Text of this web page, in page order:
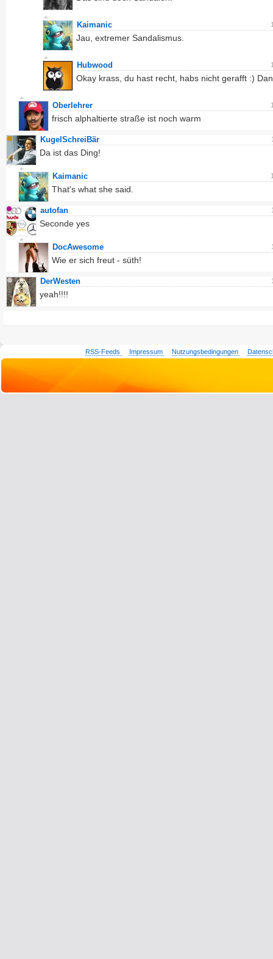
Kaimanic
Jau, extremer Sandalismus.
Hubwood
Okay krass, du hast recht, habs nicht gerafft :)
Oberlehrer
frisch alphaltierte straße ist noch warm
KugelSchreiBär
Da ist das Ding!
Kaimanic
That's what she said.
autofan
Seconde yes
DocAwesome
Wie er sich freut - süth!
DerWesten
yeah!!!!
RSS-Feeds Impressum Nutzungsbedingungen